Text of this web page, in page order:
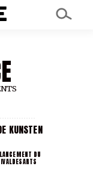
KUNSTEN
DU